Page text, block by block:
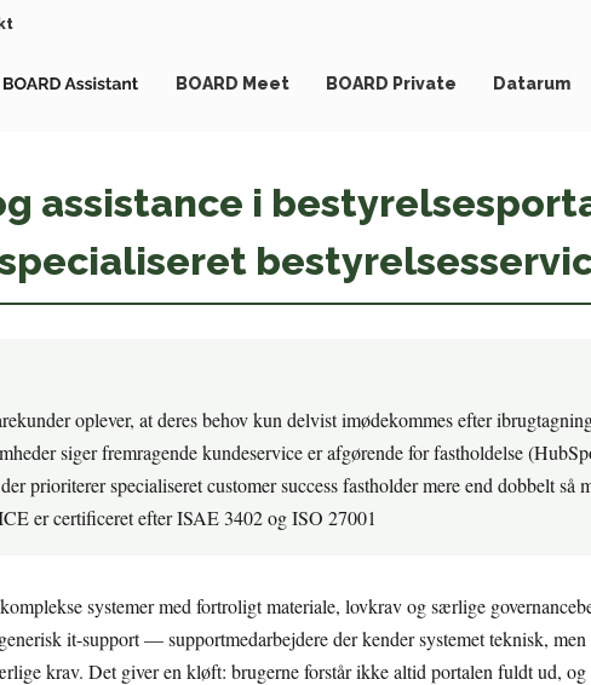
BOARD Meet BOARD Private Datarum
assistance i
oplever, at deres behov kun delvist imødekommes efter
siger fremragende kundeservice er afgørende for fastholdelse
prioriterer specialiseret customer success fastholder mere end dobbelt så
er certificeret efter ISAE 3402 og ISO 27001
systemer med fortroligt materiale, lovkrav og særlige
it-support — supportmedarbejdere der kender systemet teknisk,
krav. Det giver en kløft: brugerne forstår ikke altid portalen fuldt ud,